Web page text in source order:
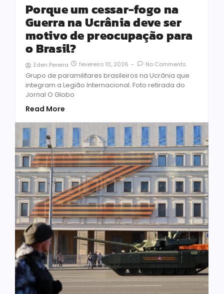
Porque um cessar-fogo na
Guerra na Ucrânia deve ser
motivo de preocupação para
o Brasil?
Eden Pereira fevereiro 10, 2026 - No Comments
Grupo de paramilitares brasileiros na Ucrânia que
integram a Legião Internacional. Foto retirada do
Jornal O Globo
Read More